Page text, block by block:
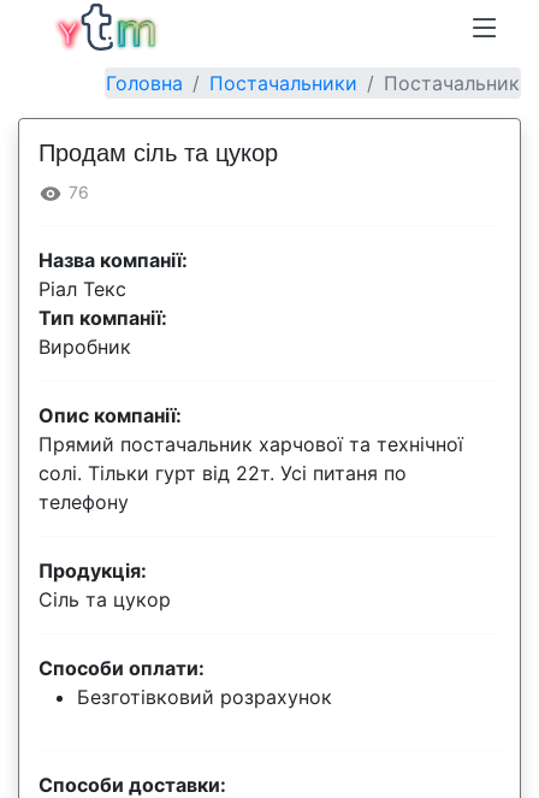
Головна Постачальники Постачальник
Продам сіль та цукор
76
Назва компанії:
Ріал Текс
Тип компанії:
Виробник
Опис компанії:
Прямий постачальник харчової та технічної
солі. Тільки гурт від 22т. Усі питаня по
телефону
Продукція:
Сіль та цукор
Способи оплати:
Безготівковий розрахунок
Способи доставки: